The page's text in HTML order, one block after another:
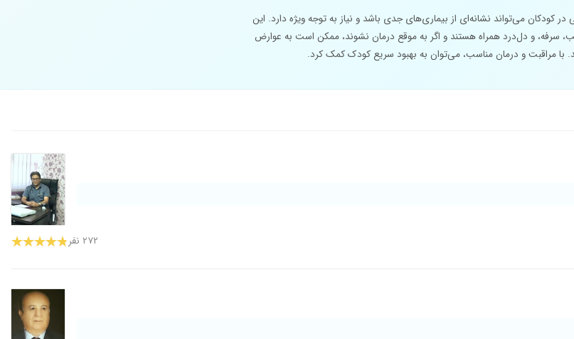
می‌تواند نشانه‌ای از بیماری‌های جدی باشد و نیاز به توجه ویژه دارد. این
سرفه، و دل‌درد همراه هستند و اگر به موقع درمان نشوند، ممکن است به عوارض
مراقبت و درمان مناسب، می‌توان به بهبود سریع کودک کمک کرد.
۲۷۲ نفر